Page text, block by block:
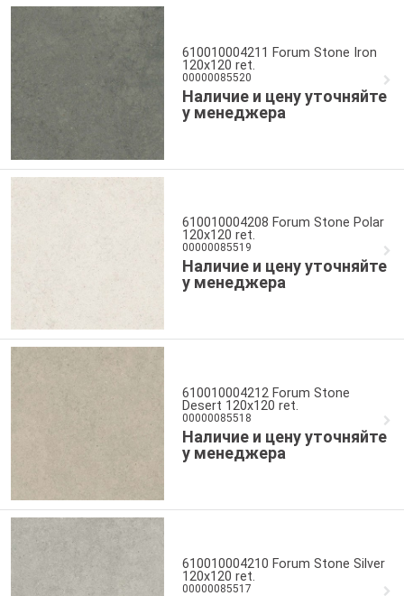
610010004211 Forum Stone Iron
120x120 ret.
00000085520
Наличие и цену уточняйте
у менеджера
610010004208 Forum Stone Polar
120x120 ret.
00000085519
Наличие и цену уточняйте
у менеджера
610010004212 Forum Stone
Desert 120x120 ret.
00000085518
Наличие и цену уточняйте
у менеджера
610010004210 Forum Stone Silver
120x120 ret.
00000085517